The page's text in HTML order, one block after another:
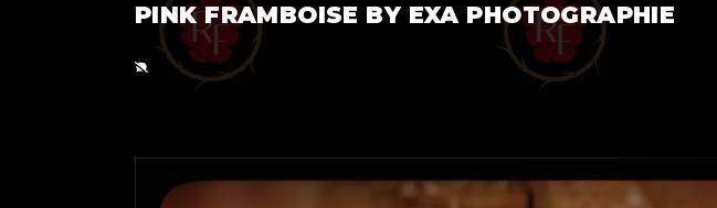
PINK FRAMBOISE BY EXA PHOTOGRAPHIE